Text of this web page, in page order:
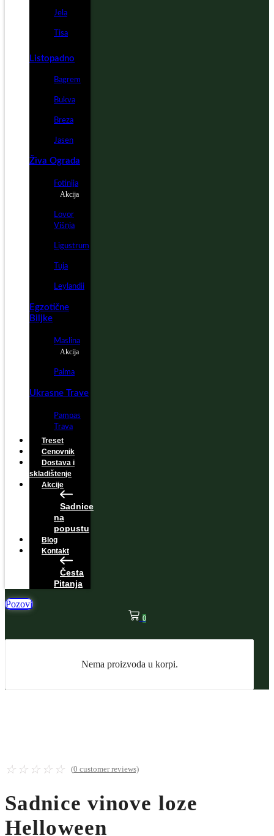
Jela
Tisa
Listopadno
Bagrem
Bukva
Breza
Jasen
Živa Ograda
Fotinija
Akcija
Lovor
Višnja
Ligustrum
Tuja
Leylandii
Egzotične
Biljke
Maslina
Akcija
Palma
Ukrasne Trave
Pampas
Trava
Treset
Cenovnik
Dostava i
skladištenje
Akcije
Sadnice
na
popustu
Blog
Kontakt
Česta
Pitanja
Pozovi
0
Nema proizvoda u korpi.
☆ ☆ ☆ ☆ ☆ (0 customer reviews)
Sadnice vinove loze
Helloween